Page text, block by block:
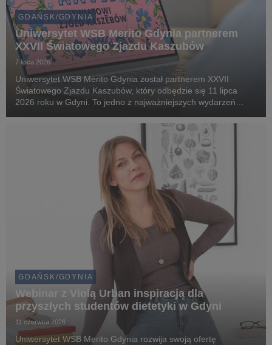
GDAŃSK/GDYNIA
Uniwersytet WSB Merito Gdynia partnerem
XXVII Światowego Zjazdu Kaszubów
7 lipca 2026
Uniwersytet WSB Merito Gdynia został partnerem XXVII
Światowego Zjazdu Kaszubów, który odbędzie się 11 lipca
2026 roku w Gdyni. To jedno z najważniejszych wydarzeń
mieszkańców regionu oraz gości z kraju i zagranicy wokół ...
GDAŃSK/GDYNIA
Webinar z Violą Urban inspiracją dla
przyszłych studentów dietetyki w Gdyni
11 czerwca 2026
Uniwersytet WSB Merito Gdynia rozwija swoją ofertę